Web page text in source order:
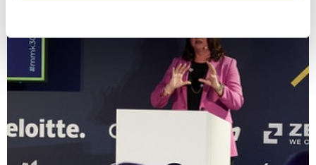
bestimmten Merkmalen (Fingerprinting) identifizieren
Erfahren Sie mehr darüber, wie Ihre persönlichen Daten
verarbeitet werden, und legen Sie Ihre Präferenzen im
fest.
Wir verwenden Cookies, um Inhalte und Anzeigen zu
personalisieren, Funktionen für soziale Medien anbieten